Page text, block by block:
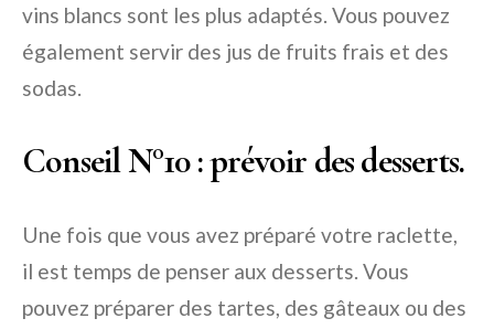
vins blancs sont les plus adaptés. Vous pouvez
également servir des jus de fruits frais et des
sodas.
Conseil N°10: prévoir des desserts.
Une fois que vous avez préparé votre raclette,
il est temps de penser aux desserts. Vous
pouvez préparer des tartes, des gâteaux ou des